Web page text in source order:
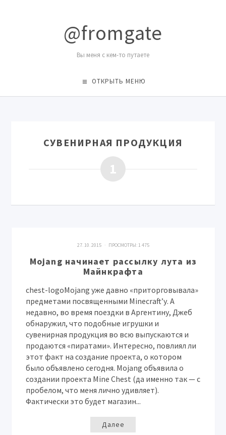
@fromgate
Вы меня с кем-то путаете
ОТКРЫТЬ МЕНЮ
СУВЕНИРНАЯ ПРОДУКЦИЯ
1
27. 10. 2015 · ПРОСМОТРЫ: 1 475
Mojang начинает рассылку лута из
Майнкрафта
chest-logoMojang уже давно «приторговывала»
предметами посвященными Minecraft’у. А
недавно, во время поездки в Аргентину, Джеб
обнаружил, что подобные игрушки и
сувенирная продукция во всю выпускаются и
продаются «пиратами». Интересно, повлиял ли
этот факт на создание проекта, о котором
было объявлено сегодня. Mojang объявила о
создании проекта Mine Chest (да именно так — с
пробелом, что меня лично удивляет).
Фактически это будет магазин...
Далее